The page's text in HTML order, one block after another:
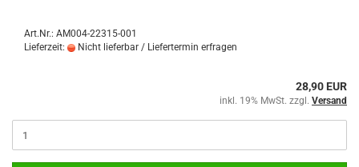
Art.Nr.: AM004-22315-001
Lieferzeit:
Nicht lieferbar / Liefertermin erfragen
28,90 EUR
inkl. 19% MwSt. zzgl. Versand